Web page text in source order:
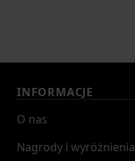
INFORMACJE
O nas
Nagrody i wyróżnienia